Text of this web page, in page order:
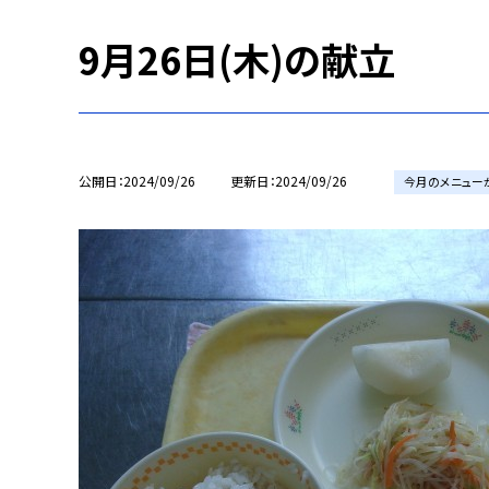
9月26日(木)の献立
公開日 2024/09/26 更新日 2024/09/26 今月のメニュー